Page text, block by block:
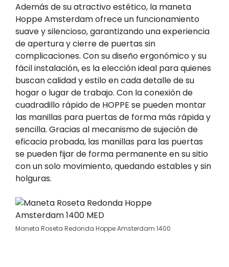
Además de su atractivo estético, la maneta
Hoppe Amsterdam ofrece un funcionamiento
suave y silencioso, garantizando una experiencia
de apertura y cierre de puertas sin
complicaciones. Con su diseño ergonómico y su
fácil instalación, es la elección ideal para quienes
buscan calidad y estilo en cada detalle de su
hogar o lugar de trabajo. Con la conexión de
cuadradillo rápido de HOPPE se pueden montar
las manillas para puertas de forma más rápida y
sencilla. Gracias al mecanismo de sujeción de
eficacia probada, las manillas para las puertas
se pueden fijar de forma permanente en su sitio
con un solo movimiento, quedando estables y sin
holguras.
Maneta Roseta Redonda Hoppe Amsterdam 1400